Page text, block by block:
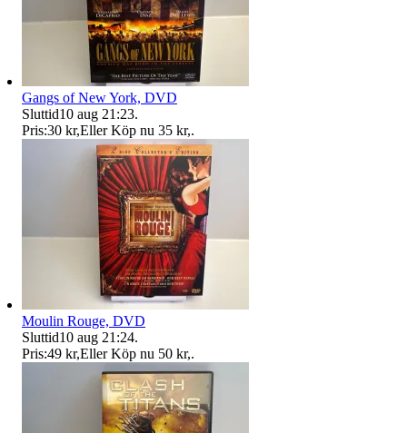
Gangs of New York, DVD
Sluttid10 aug 21:23.
Pris:30 kr,Eller Köp nu 35 kr,.
Moulin Rouge, DVD
Sluttid10 aug 21:24.
Pris:49 kr,Eller Köp nu 50 kr,.